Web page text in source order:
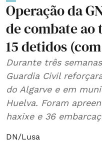
Operação da
de combate ao
15 detidos
Durante três
Guardia Civil
do Algarve e em
Huelva. Foram
haxixe e 36
DN/Lusa